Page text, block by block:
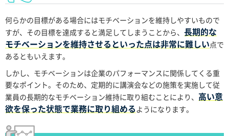
何らかの目標がある場合にはモチベーションを維持しやすいもので
すが、その目標を達成すると満足してしまうことから、 長期的な
モチベーションを維持させるといった点は非常に難しい点で
あるともいえます。
しかし、モチベーションは企業のパフォーマンスに関係してくる重
要なポイント。そのため、定期的に講演会などの施策を実施して従
業員の長期的なモチベーション維持に取り組むことにより、 高い意
欲を保った状態で業務に取り組めるようになります。